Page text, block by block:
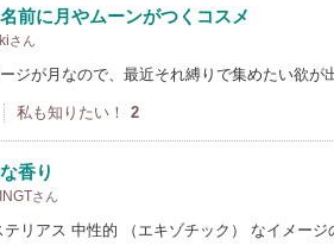
前に月やムーンがつくコスメ
さん
ジが月なので、最近それ縛りで集めたい欲
私も知りたい！ 2
香り
さん
テリアス 中性的 （エキゾチック） なイメー